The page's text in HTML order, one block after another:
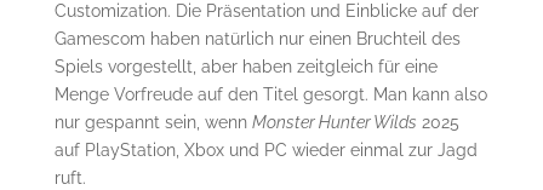
Customization. Die Präsentation und Einblicke auf der
Gamescom haben natürlich nur einen Bruchteil des
Spiels vorgestellt, aber haben zeitgleich für eine
Menge Vorfreude auf den Titel gesorgt. Man kann also
nur gespannt sein, wenn Monster Hunter Wilds 2025
auf PlayStation, Xbox und PC wieder einmal zur Jagd
ruft.